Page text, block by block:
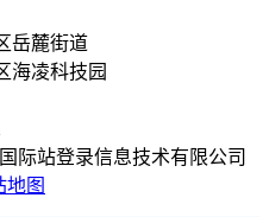
岳麓街道
海凌科技园
际站登录信息技术有限公司
地图